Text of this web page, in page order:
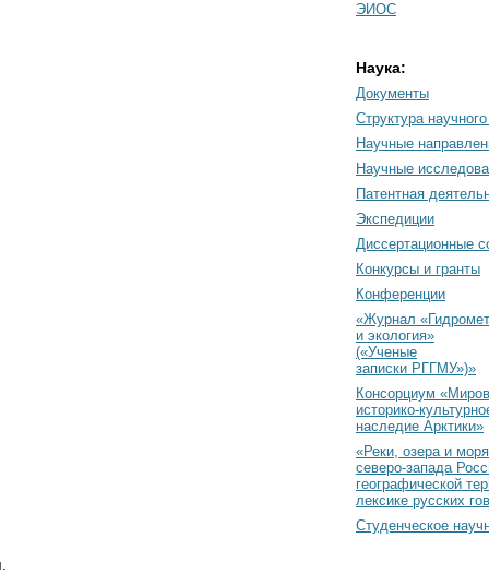
ЭИОС
Наука:
Документы
Cтруктура
Научные
Научные
Патентная
Экспедиции
Диссертационные
Конкурсы и гранты
Конференции
«Журнал
и экология»
(«Ученые
записки РГГМУ»)»
Консорциум
историко-
наследие Арктики»
«Реки, озера и моря
северо-запада
географической
лексике русских
Студенческое